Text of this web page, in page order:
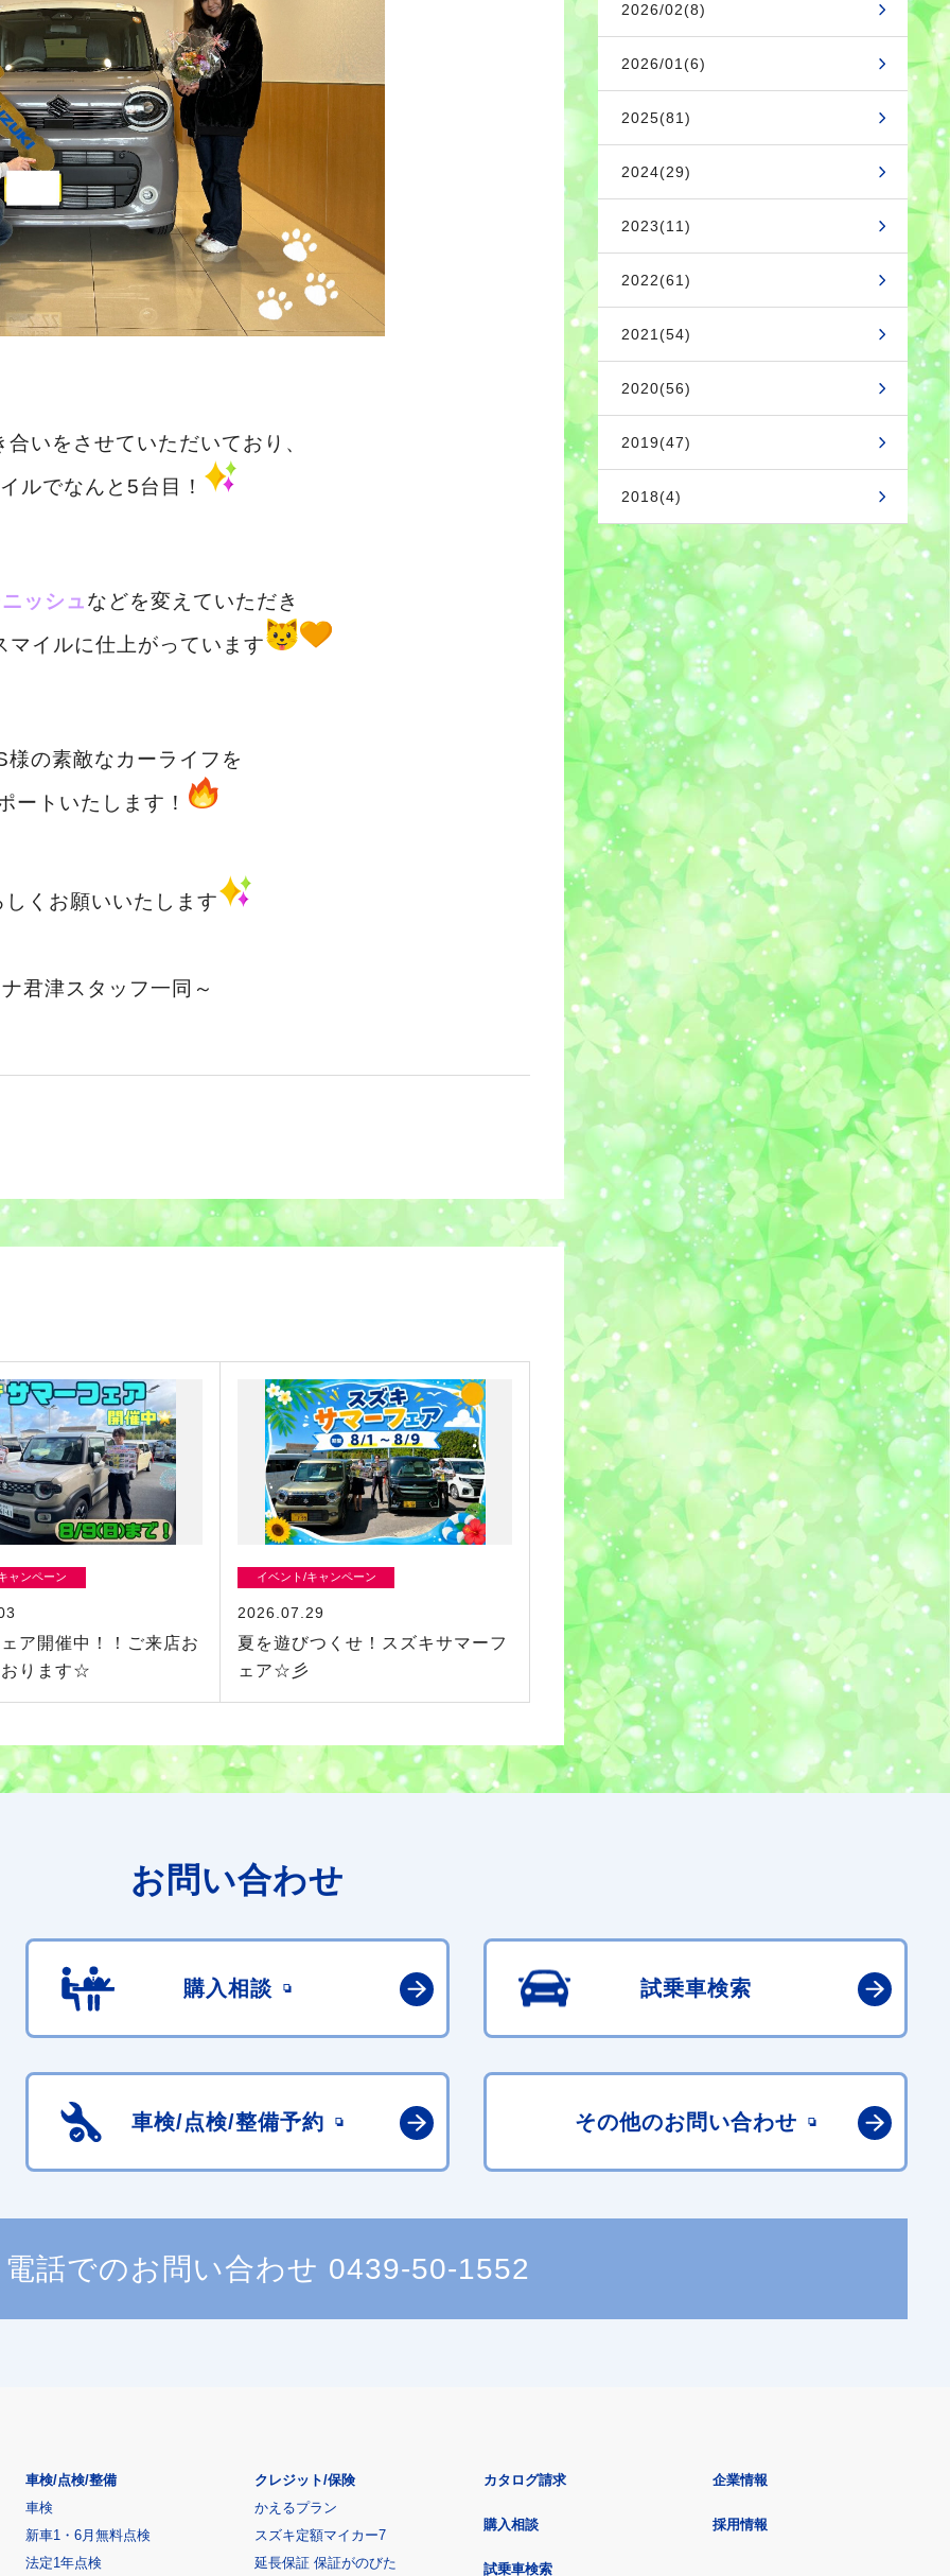
合いをさせていただいており、
ルでなんと5台目！
ッシュなどを変えていただき
マイルに仕上がっています
様の素敵なカーライフを
ートいたします！
くお願いいたします
君津スタッフ一同～
ャンペーン
ア開催中！！ご来店お
ります☆
イベント/キャンペーン
2026.07.29
夏を遊びつくせ！スズキサマーフ
ェア☆彡
2026/02(8)
2026/01(6)
2025(81)
2024(29)
2023(11)
2022(61)
2021(54)
2020(56)
2019(47)
2018(4)
お問い合わせ
購入相談 試乗車検索
車検/点検/整備予約 その他のお問い合わせ
電話でのお問い合わせ 0439-50-1552
車検/点検/整備
車検
新車1・6月無料点検
法定1年点検
クレジット/保険
かえるプラン
スズキ定額マイカー7
延長保証 保証がのびた
カタログ請求
購入相談
試乗車検索
企業情報
採用情報